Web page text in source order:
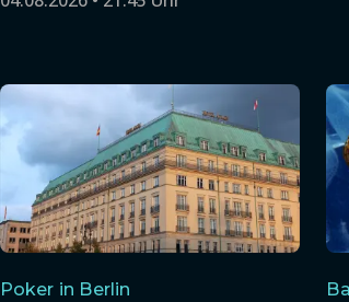
Poker in Berlin